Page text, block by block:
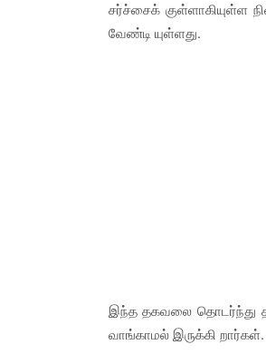
சர்ச்சைக் குள்ளாகியுள்ள
வேண்டி யுள்ளது.
இந்த தகவலை தொடர்ந்து
வாங்காமல் இருக்கி றார்கள்.